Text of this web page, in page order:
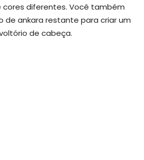
diferentes. Você também
de ankara restante para criar um
de cabeça.